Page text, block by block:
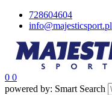
728604604
info@majesticsport.pl
0 0
powered by: Smart Search